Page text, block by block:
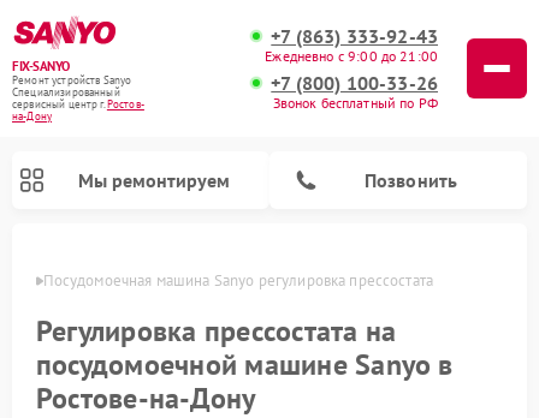
FIX-SANYO
Ремонт устройств Sanyo
Специализированный
cервисный центр г.Ростов-
на-Дону
+7 (863) 333-92-43
Ежедневно с 9:00 до 21:00
+7 (800) 100-33-26
Звонок бесплатный по РФ
Мы ремонтируем Позвонить
Посудомоечная машина Sanyo регулировка прессостата
Регулировка прессостата на
посудомоечной машине Sanyo в
Ростове-на-Дону